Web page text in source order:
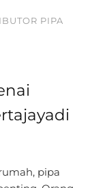
PIPA
pipa